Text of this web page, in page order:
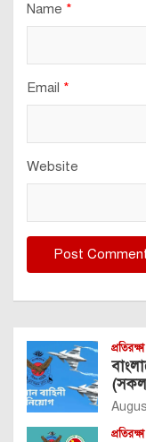
Name *
Email *
Website
(সকল